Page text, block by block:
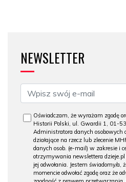
NEWSLETTER
Oświadczam, że wyrażam zgodę
Historii Polski, ul. Gwardii 1, 01-
Administratora danych osobowych
działające na rzecz lub zlecenie
danych osob. (e-mail) w zakresie i
otrzymywania newslettera
jej odwołania. Jestem świadomy/
momencie odwołać zgodę oraz że